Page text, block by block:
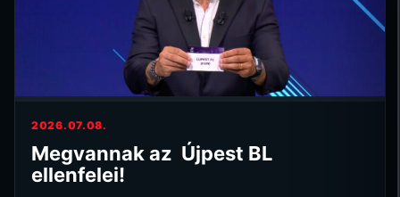
2026.07.08.
Megvannak az Újpest BL
ellenfelei!